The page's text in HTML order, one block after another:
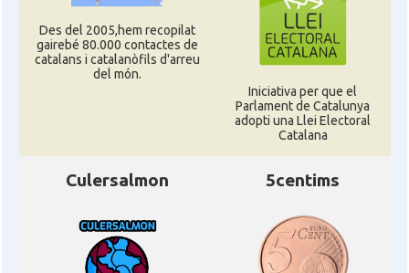
Des del 2005,hem recopilat
gairebé 80.000 contactes de
catalans i catalanòfils d'arreu
del món.
Iniciativa per que el
Parlament de Catalunya
adopti una Llei Electoral
Catalana
Culersalmon 5centims